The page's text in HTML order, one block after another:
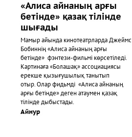
«Алиса айнаның арғы
бетінде» қазақ тілінде
шығады
Мамыр айында кинотеатрларда Джеймс
Бобиннің «Алиса айнаның арғы
бетінде» фэнтези-фильмі көрсетіледі.
Картинаға «Болашақ» ассоциациясы
ерекше қызығушылық танытып
отыр. Олар фидьмді «Алиса айнаның
арғы бетінде» деген атаумен қазақ
тілінде дыбыстады.
Айнур